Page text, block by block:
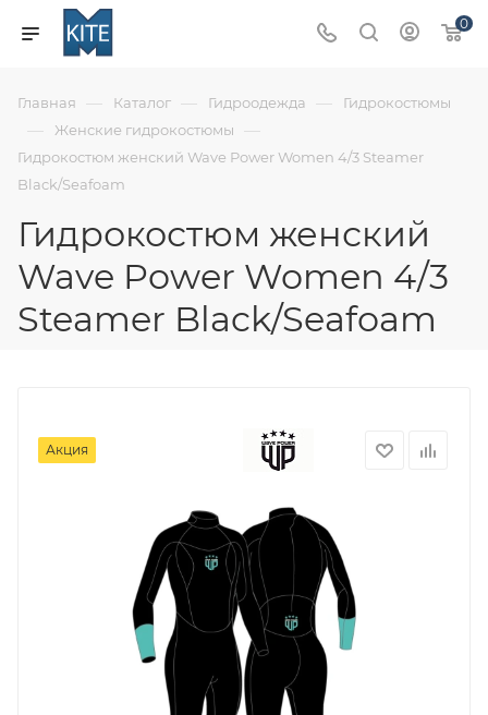
0
Главная — Каталог — Гидроодежда — Гидрокостюмы
— Женские гидрокостюмы —
Гидрокостюм женский Wave Power Women 4/3 Steamer
Black/Seafoam
Гидрокостюм женский
Wave Power Women 4/3
Steamer Black/Seafoam
Акция